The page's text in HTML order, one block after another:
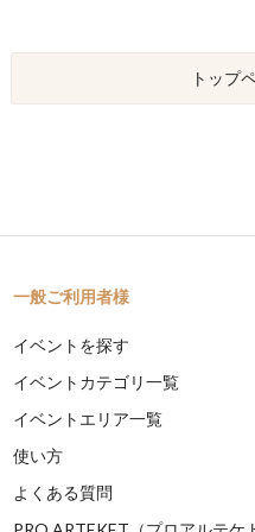
トップ
一般ご利用者様
イベントを探す
イベントカテゴリ一覧
イベントエリア一覧
使い方
よくある質問